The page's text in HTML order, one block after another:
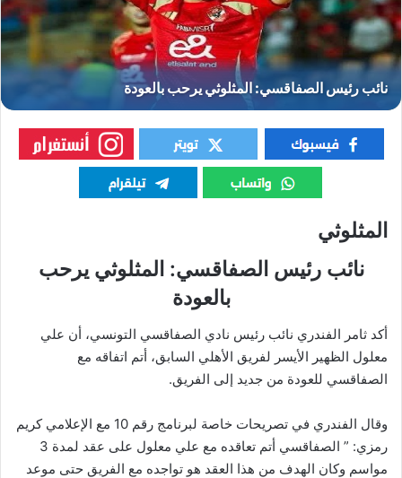
المثلوثي
نائب رئيس الصفاقسي: المثلوثي يرحب
بالعودة
أكد ثامر الفندري نائب رئيس نادي الصفاقسي التونسي، أن علي
معلول الظهير الأيسر لفريق الأهلي السابق، أتم اتفاقه مع
الصفاقسي للعودة من جديد إلى الفريق.
وقال الفندري في تصريحات خاصة لبرنامج رقم 10 مع الإعلامي كريم
رمزي: ” الصفاقسي أتم تعاقده مع علي معلول على عقد لمدة 3
مواسم وكان الهدف من هذا العقد هو تواجده مع الفريق حتى موعد